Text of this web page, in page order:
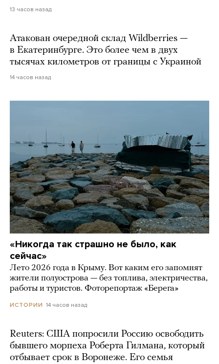
13 часов назад
Атакован очередной склад Wildberries —
в Екатеринбурге. Это более чем в двух
тысячах километров от границы с Украиной
14 часов назад
«Никогда так страшно не было, как
сейчас»
Лето 2026 года в Крыму. Вот каким его запомнят
жители полуострова — без топлива, электричества,
работы и туристов. Фоторепортаж «Берега»
ИСТОРИИ 14 часов назад
Reuters: США попросили Россию освободить
бывшего морпеха Роберта Гилмана, который
отбывает срок в Воронеже. Его семья